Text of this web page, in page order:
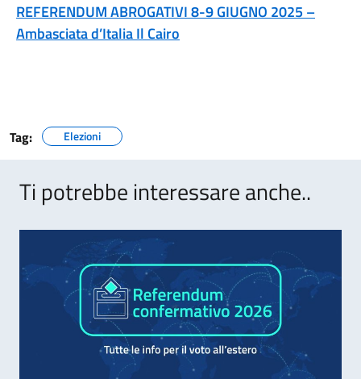
REFERENDUM ABROGATIVI 8-9 GIUGNO 2025 –
Ambasciata d’Italia Il Cairo
Tag: Elezioni
Ti potrebbe interessare anche..